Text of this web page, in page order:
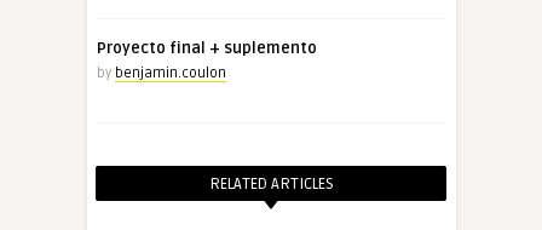
Proyecto final + suplemento
by benjamin.coulon
RELATED ARTICLES